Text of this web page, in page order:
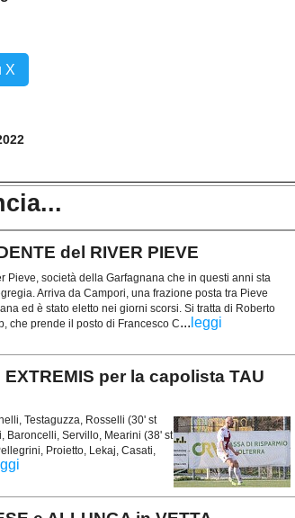
X
del RIVER PIEVE
Pieve, società della Garfagnana che in questi anni sta
Arriva da Campori, una frazione posta tra Pieve
ed è stato eletto nei giorni scorsi. Si tratta di Roberto
che prende il posto di Francesco C... leggi
per la capolista TAU
Testaguzza, Rosselli (30' st
Baroncelli, Servillo, Mearini (38' st
Proietto, Lekaj, Casati,